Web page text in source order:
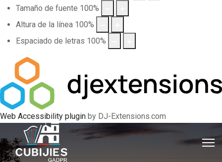
Tamaño de fuente 100%
Altura de la línea 100%
Espaciado de letras 100%
Web Accessibility plugin by DJ-Extensions.com